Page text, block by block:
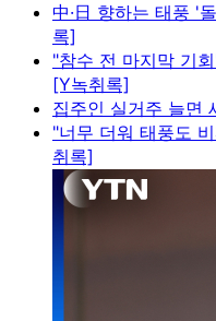
中·日 향하는 태풍 '
록]
"참수 전 마지막 기
[Y녹취록]
집주인 실거주 늘면
"너무 더워 태풍도
취록]